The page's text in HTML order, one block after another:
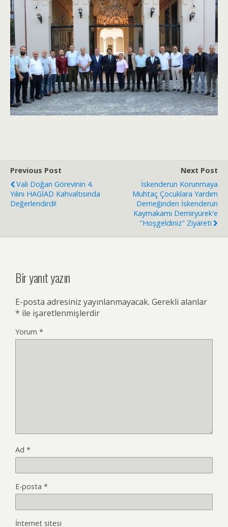
Previous Post
Vali Doğan Görevinin 4.
Yılını HAGİAD Kahvaltısında
Değerlendirdi!
Next Post
İskenderun Korunmaya
Muhtaç Çocuklara Yardım
Derneğinden İskenderun
Kaymakamı Demiryürek'e
"Hoşgeldiniz" Ziyareti
Bir yanıt yazın
E-posta adresiniz yayınlanmayacak. Gerekli alanlar
* ile işaretlenmişlerdir
Yorum *
Ad *
E-posta *
İnternet sitesi